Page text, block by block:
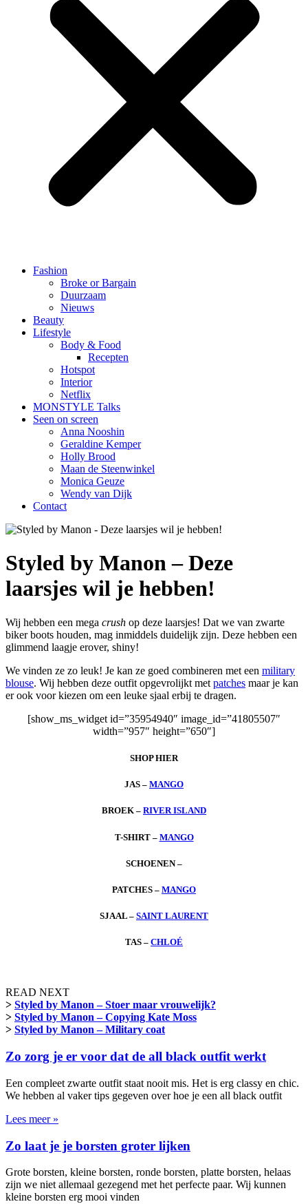
Fashion
Broke or Bargain
Duurzaam
Nieuws
Beauty
Lifestyle
Body & Food
Recepten
Hotspot
Interior
Netflix
MONSTYLE Talks
Seen on screen
Anna Nooshin
Geraldine Kemper
Holly Brood
Maan de Steenwinkel
Monica Geuze
Wendy van Dijk
Contact
Styled by Manon – Deze
laarsjes wil je hebben!
Wij hebben een mega crush op deze laarsjes! Dat we van zwarte
biker boots houden, mag inmiddels duidelijk zijn. Deze hebben een
glimmend laagje erover, shiny!
We vinden ze zo leuk! Je kan ze goed combineren met een military
blouse. Wij hebben deze outfit opgevrolijkt met patches maar je kan
er ook voor kiezen om een leuke sjaal erbij te dragen.
[show_ms_widget id=”35954940″ image_id=”41805507″
width=”957″ height=”650″]
SHOP HIER
JAS – MANGO
BROEK – RIVER ISLAND
T-SHIRT – MANGO
SCHOENEN –
PATCHES – MANGO
SJAAL – SAINT LAURENT
TAS – CHLOÉ
READ NEXT
> Styled by Manon – Stoer maar vrouwelijk?
> Styled by Manon – Copying Kate Moss
> Styled by Manon – Military coat
Zo zorg je er voor dat de all black outfit werkt
Een compleet zwarte outfit staat nooit mis. Het is erg classy en chic.
We hebben al vaker tips gegeven over hoe je een all black outfit
Lees meer »
Zo laat je je borsten groter lijken
Grote borsten, kleine borsten, ronde borsten, platte borsten, helaas
zijn we niet allemaal gezegend met het perfecte paar. Wij kunnen
kleine borsten erg mooi vinden